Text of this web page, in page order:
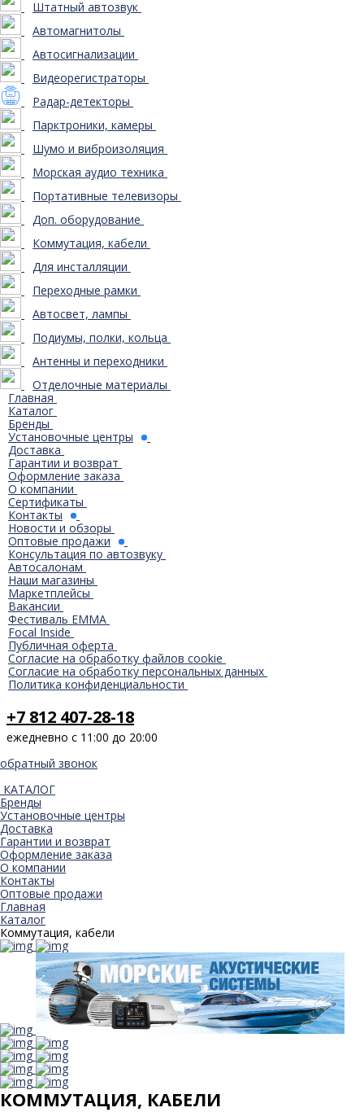
Штатный автозвук
Автомагнитолы
Автосигнализации
Видеорегистраторы
Радар-детекторы
Парктроники, камеры
Шумо и виброизоляция
Морская аудио техника
Портативные телевизоры
Доп. оборудование
Коммутация, кабели
Для инсталляции
Переходные рамки
Автосвет, лампы
Подиумы, полки, кольца
Антенны и переходники
Отделочные материалы
Главная
Каталог
Бренды
Установочные центры
Доставка
Гарантии и возврат
Оформление заказа
О компании
Сертификаты
Контакты
Новости и обзоры
Оптовые продажи
Консультация по автозвуку
Автосалонам
Наши магазины
Маркетплейсы
Вакансии
Фестиваль EMMA
Focal Inside
Публичная оферта
Согласие на обработку файлов cookie
Согласие на обработку персональных данных
Политика конфиденциальности
+7 812 407-28-18
ежедневно с 11:00 до 20:00
обратный звонок
КАТАЛОГ
Бренды
Установочные центры
Доставка
Гарантии и возврат
Оформление заказа
О компании
Контакты
Оптовые продажи
Главная
Каталог
Коммутация, кабели
КОММУТАЦИЯ, КАБЕЛИ